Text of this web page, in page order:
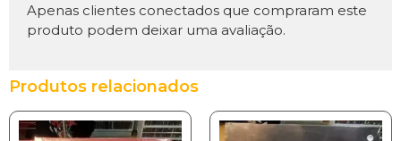
Apenas clientes conectados que compraram este
produto podem deixar uma avaliação.
Produtos relacionados